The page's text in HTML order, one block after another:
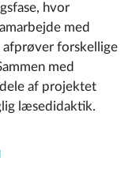
hvor
med
forskellige
med
af projektet
læsedidaktik.